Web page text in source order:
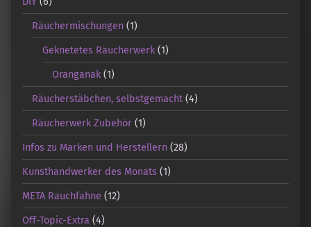
Räuchermischungen (1)
Geknetetes Räucherwerk(1)
Oranganak (1)
Räucherstäbchen, selbstgemacht (4)
Räucherwerk Zubehör (1)
Infos zu Marken und Herstellern (28)
Kunsthandwerker des Monats (1)
META Rauchfahne (12)
Off-Topic-Extra (4)